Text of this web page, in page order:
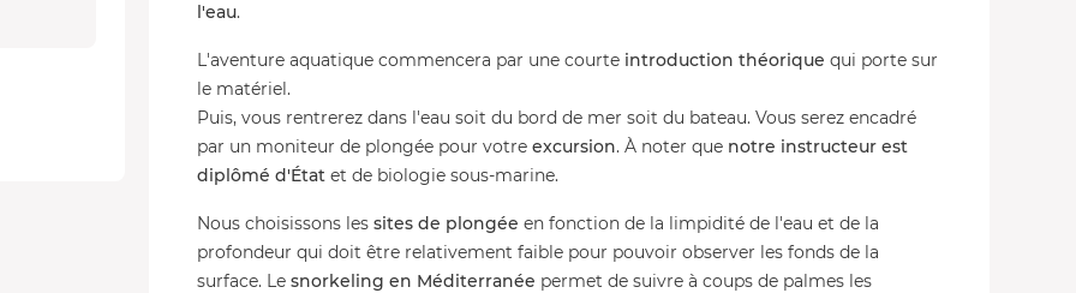
l'eau.
L'aventure aquatique commencera par une courte introduction théorique qui porte sur
le matériel.
Puis, vous rentrerez dans l'eau soit du bord de mer soit du bateau. Vous serez encadré
par un moniteur de plongée pour votre excursion. À noter que notre instructeur est
diplômé d'État et de biologie sous-marine.
Nous choisissons les sites de plongée en fonction de la limpidité de l'eau et de la
profondeur qui doit être relativement faible pour pouvoir observer les fonds de la
surface. Le snorkeling en Méditerranée permet de suivre à coups de palmes les